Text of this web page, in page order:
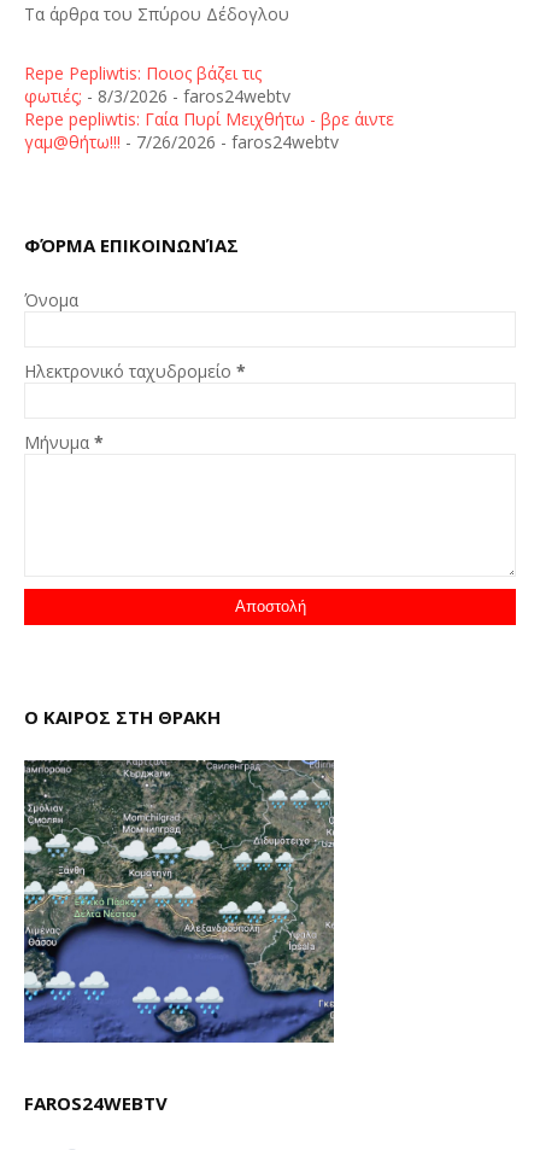
Τα άρθρα του Σπύρου Δέδογλου
Repe Pepliwtis: Ποιος βάζει τις
φωτιές; - 8/3/2026 - faros24webtv
Repe pepliwtis: Γαία Πυρί Μειχθήτω - βρε άιντε
γαμ@θήτω!!! - 7/26/2026 - faros24webtv
ΦΌΡΜΑ ΕΠΙΚΟΙΝΩΝΊΑΣ
Όνομα
Ηλεκτρονικό ταχυδρομείο *
Μήνυμα *
Ο ΚΑΙΡΟΣ ΣΤΗ ΘΡΑΚΗ
FAROS24WEBTV